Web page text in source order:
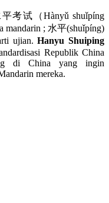
考试（Hànyǔ shuǐpíng
mandarin ; 水平(shuǐpíng)
ujian.Hanyu Shuiping
Republik China
di China yang ingin
mereka.